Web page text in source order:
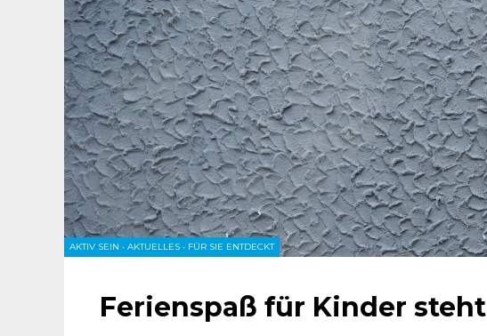
AKTIV SEIN • AKTUELLES • FÜR SIE ENTDECKT
Ferienspaß für Kinder steht